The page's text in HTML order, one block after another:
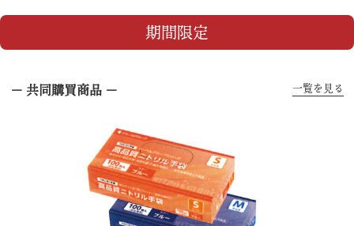
期間限定
－ 共同購買商品 － 一覧を見る